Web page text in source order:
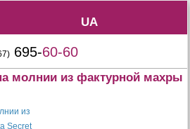
UA
UA
695-60-60
молнии из фактурной махры